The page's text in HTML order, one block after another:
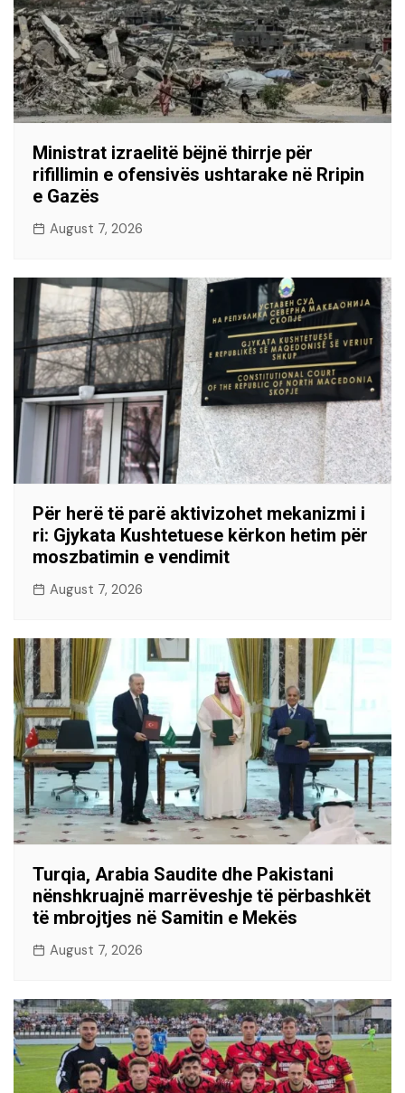
Ministrat izraelitë bëjnë thirrje për
rifillimin e ofensivës ushtarake në Rripin
e Gazës
August 7, 2026
Për herë të parë aktivizohet mekanizmi i
ri: Gjykata Kushtetuese kërkon hetim për
moszbatimin e vendimit
August 7, 2026
Turqia, Arabia Saudite dhe Pakistani
nënshkruajnë marrëveshje të përbashkët
të mbrojtjes në Samitin e Mekës
August 7, 2026